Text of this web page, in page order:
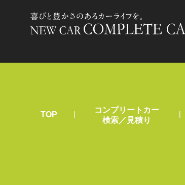
TOP |
コンプリートカー
検索／見積り
|